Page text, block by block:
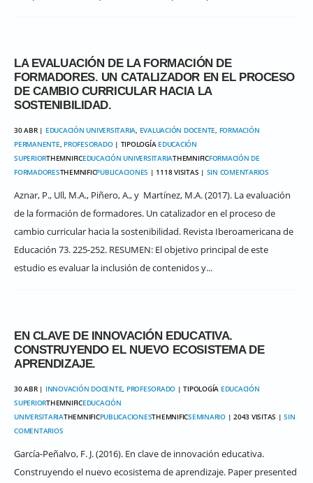
LA EVALUACIÓN DE LA FORMACIÓN DE
FORMADORES. UN CATALIZADOR EN EL PROCESO
DE CAMBIO CURRICULAR HACIA LA
SOSTENIBILIDAD.
30 ABR | EDUCACIÓN UNIVERSITARIA, EVALUACIÓN DOCENTE, FORMACIÓN
PERMANENTE, PROFESORADO| TIPOLOGÍA EDUCACIÓN
SUPERIORTHEMNIFICEDUCACIÓN UNIVERSITARIATHEMNIFICFORMACIÓN DE
FORMADORESTHEMNIFICPUBLICACIONES | 1118 VISITAS | SIN COMENTARIOS
Aznar, P., Ull, M.A., Piñero, A., y Martínez, M.A. (2017). La evaluación
de la formación de formadores. Un catalizador en el proceso de
cambio curricular hacia la sostenibilidad. Revista Iberoamericana de
Educación 73. 225-252. RESUMEN: El objetivo principal de este
estudio es evaluar la inclusión de contenidos y...
EN CLAVE DE INNOVACIÓN EDUCATIVA.
CONSTRUYENDO EL NUEVO ECOSISTEMA DE
APRENDIZAJE.
30 ABR | INNOVACIÓN DOCENTE, PROFESORADO | TIPOLOGÍA EDUCACIÓN
SUPERIORTHEMNIFICEDUCACIÓN
UNIVERSITARIATHEMNIFICPUBLICACIONESTHEMNIFICSEMINARIO| 2043 VISITAS |SIN
COMENTARIOS
García-Peñalvo, F. J. (2016). En clave de innovación educativa.
Construyendo el nuevo ecosistema de aprendizaje. Paper presented